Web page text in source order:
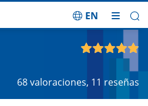
EN
68valoraciones, 11 reseñas